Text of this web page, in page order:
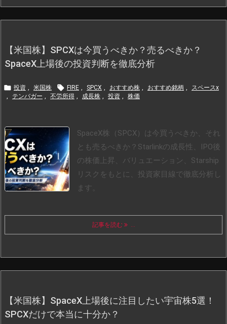
【米国株】SPCXは今買うべきか？売るべきか？
SpaceX上場後の投資判断を徹底分析
 投資 , 米国株  FIRE , SPCX , おすすめ株 , おすすめ銘柄 ,
スペースx
,
テンバガー , 不労所得 , 成長株 , 投資 , 株価
SpaceX株（SPCX）は今買うべきか、それ
とも売るべきか？Starlinkの成長性、IPO後
の株価上昇、バリュエーション、Starship
リスクをもとに、投資家目線で徹底分析し
ます。
記事を読む ...
【米国株】SpaceX上場後に注目したい宇宙株5選！
SPCXだけで本当に十分か？